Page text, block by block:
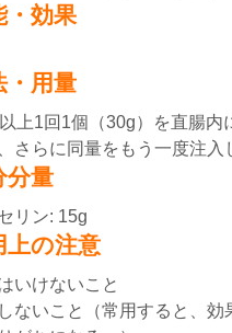
・効果
・用量
上1回1個（30g）を直腸
さらに同量をもう一度注入
分量
リン: 15g
上の注意
いけないこと
ないこと（常用すると、効